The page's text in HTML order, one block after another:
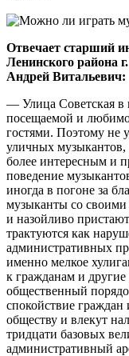
Отвечает старший
Ленинского района
Андрей Витальевич:
— Улица Советская в
посещаемой и
гостями. Поэтому не
уличных музыкантов,
более интересным и
поведение
иногда в погоне за
музыканты со своими
и назойливо
трактуются как
административных
именно мелкое
к гражданам и
общественный
спокойствие
обществу и влекут
тридцати базовых
административный